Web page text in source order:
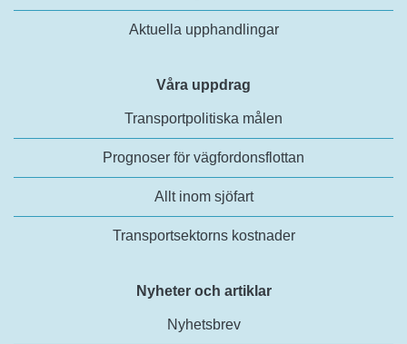
Aktuella upphandlingar
Våra uppdrag
Transportpolitiska målen
Prognoser för vägfordonsflottan
Allt inom sjöfart
Transportsektorns kostnader
Nyheter och artiklar
Nyhetsbrev